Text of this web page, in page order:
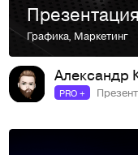
Графика, Маркетинг
Александр
PRO +